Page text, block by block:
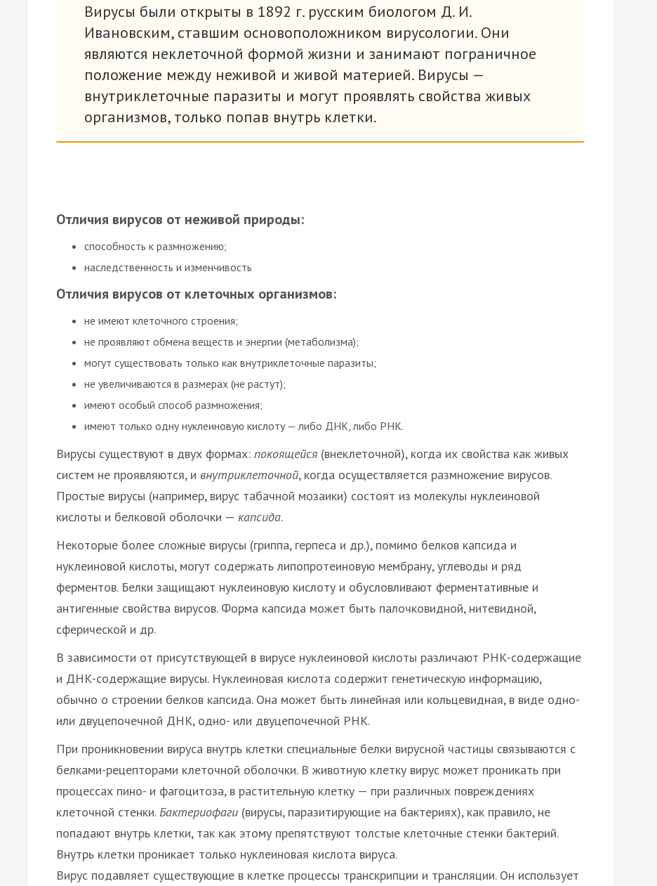
Вирусы были открыты в 1892 г. русским биологом Д. И.
Ивановским, ставшим основоположником вирусологии. Они
являются неклеточной формой жизни и занимают пограничное
положение между неживой и живой материей. Вирусы —
внутриклеточные паразиты и могут проявлять свойства живых
организмов, только попав внутрь клетки.
Отличия вирусов от неживой природы:
способность к размножению;
наследственность и изменчивость
Отличия вирусов от клеточных организмов:
не имеют клеточного строения;
не проявляют обмена веществ и энергии (метаболизма);
могут существовать только как внутриклеточные паразиты;
не увеличиваются в размерах (не растут);
имеют особый способ размножения;
имеют только одну нуклеиновую кислоту — либо ДНК, либо РНК.
Вирусы существуют в двух формах: покоящейся (внеклеточной), когда их свойства как живых
систем не проявляются, и внутриклеточной, когда осуществляется размножение вирусов.
Простые вирусы (например, вирус табачной мозаики) состоят из молекулы нуклеиновой
кислоты и белковой оболочки — капсида.
Некоторые более сложные вирусы (гриппа, герпеса и др.), помимо белков капсида и
нуклеиновой кислоты, могут содержать липопротеиновую мембрану, углеводы и ряд
ферментов. Белки защищают нуклеиновую кислоту и обусловливают ферментативные и
антигенные свойства вирусов. Форма капсида может быть палочковидной, нитевидной,
сферической и др.
В зависимости от присутствующей в вирусе нуклеиновой кислоты различают РНК-содержащие
и ДНК-содержащие вирусы. Нуклеиновая кислота содержит генетическую информацию,
обычно о строении белков капсида. Она может быть линейная или кольцевидная, в виде одно-
или двуцепочечной ДНК, одно- или двуцепочечной РНК.
При проникновении вируса внутрь клетки специальные белки вирусной частицы связываются с
белками-рецепторами клеточной оболочки. В животную клетку вирус может проникать при
процессах пино- и фагоцитоза, в растительную клетку — при различных повреждениях
клеточной стенки.Бактериофаги (вирусы, паразитирующие на бактериях), как правило, не
попадают внутрь клетки, так как этому препятствуют толстые клеточные стенки бактерий.
Внутрь клетки проникает только нуклеиновая кислота вируса.
Вирус подавляет существующие в клетке процессы транскрипции и трансляции. Он использует